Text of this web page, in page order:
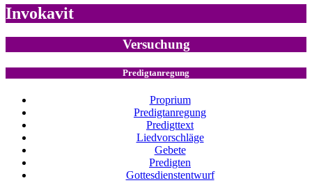
Invokavit
Versuchung
Predigtanregung
Proprium
Predigtanregung
Predigttext
Liedvorschläge
Gebete
Predigten
Gottesdienstentwurf